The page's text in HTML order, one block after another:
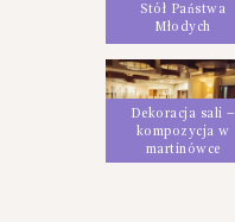
Stół Państwa
Młodych
Dekoracja sali –
kompozycja w
martinówce